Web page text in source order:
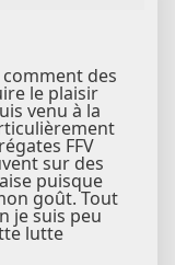
des
le plaisir
venu à la
FFV
sur des
puisque
goût. Tout
je suis peu
lutte